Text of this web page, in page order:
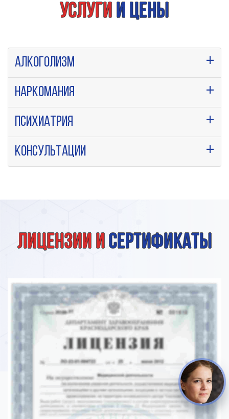
Услуги и цены
Алкоголизм
Наркомания
Психиатрия
Консультации
Лицензии исертификаты